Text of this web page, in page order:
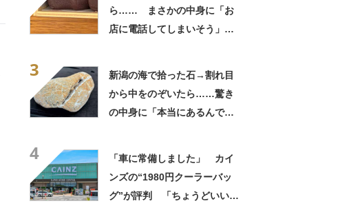
ら…… まさかの中身に「お
店に電話してしまいそう」
3
新潟の海で拾った石→割れ目
から中をのぞいたら……驚き
の中身に「本当にあるんです
4
「車に常備しました」 カイ
ンズの“1980円クーラーバッ
グ”が評判 「ちょうどいい大